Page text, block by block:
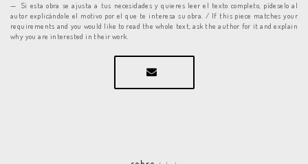
Si esta obra se ajusta a tus necesidades y quieres leer el texto completo, pídeselo al
autor explicándole el motivo por el que te interesa su obra. / If this piece matches your
requirements and you would like to read the whole text, ask the author for it and explain
why you are interested in their work.